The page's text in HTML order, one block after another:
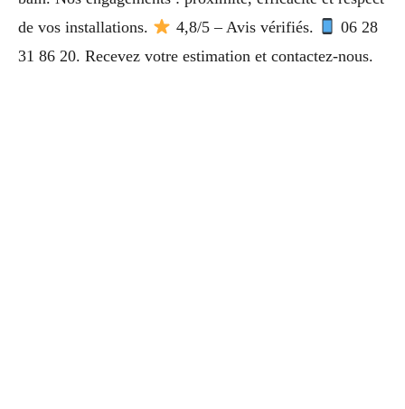
de vos installations.
4,8/5 – Avis vérifiés.
06 28
31 86 20. Recevez votre estimation et contactez-nous.